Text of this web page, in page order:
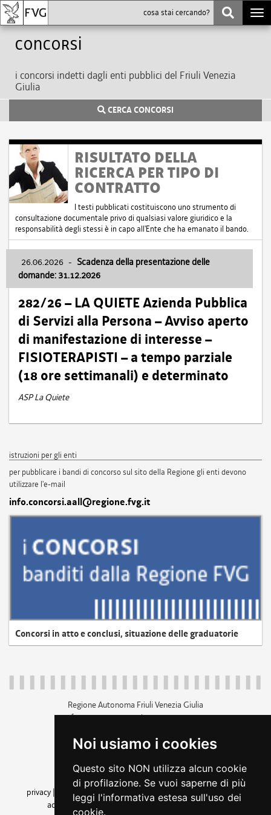
Noi usiamo i cookies
Questo sito NON utilizza alcun cookie
di profilazione. Se vuoi saperne di più
leggi l'informativa estesa sull'uso dei
cookie.
Concorsi
i concorsi indetti dagli enti pubblici del Friuli Venezia
Giulia
CERCA CONCORSI
RISULTATO DELLA
RICERCA PER TIPO DI
CONTRATTO
I testi pubblicati costituiscono uno strumento di
consultazione documentale privo di qualsiasi valore giuridico e la
responsabilità degli stessi è in capo all'Ente che ha emanato il bando.
26.06.2026 - Scadenza della presentazione delle
domande: 31.12.2026
282/26 – LA QUIETE Azienda Pubblica
di Servizi alla Persona – Avviso aperto
di manifestazione di interesse –
FISIOTERAPISTI – a tempo parziale
(18 ore settimanali) e determinato
ASP La Quiete
istruzioni per gli enti
per pubblicare i bandi di concorso sul sito della Regione gli enti devono
utilizzare l'e-mail
info.concorsi.aall@regione.fvg.it
Concorsi in atto e conclusi, situazione delle graduatorie
Regione Autonoma Friuli Venezia Giulia
c.f. 80014930327; p.iva 00526040324
+39 040 3771111
amministrazione trasparente
privacy
cookie |note legali accessibilità
dichiarazione di
accessibilità| feedback cambio preferenze cookie